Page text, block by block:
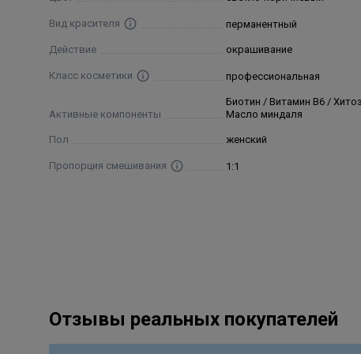
Вид красителя перманентный
Действие окрашивание
Класс косметики профессиональная
Активные компоненты
Биотин / Витамин В6 /
Масло миндаля
Пол женский
Пропорция смешивания 1:1
Отзывы реальных покупателей